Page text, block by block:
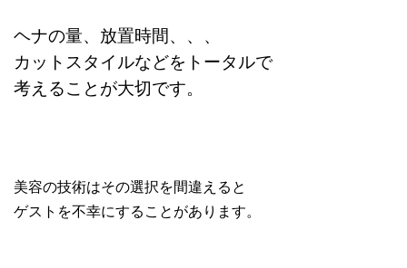
ヘナの量、放置時間、、、
カットスタイルなどをトータルで
考えることが大切です。
美容の技術はその選択を間違えると
ゲストを不幸にすることがあります。